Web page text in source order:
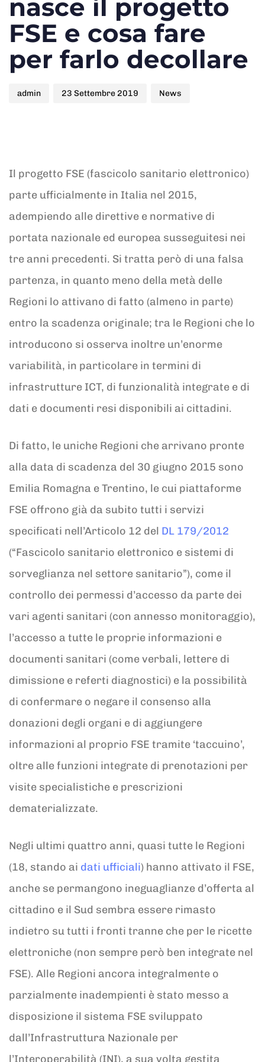
nasce il progetto
FSE e cosa fare
per farlo decollare
admin 23 Settembre 2019 News
Il progetto FSE (fascicolo sanitario elettronico)
parte ufficialmente in Italia nel 2015,
adempiendo alle direttive e normative di
portata nazionale ed europea susseguitesi nei
tre anni precedenti. Si tratta però di una falsa
partenza, in quanto meno della metà delle
Regioni lo attivano di fatto (almeno in parte)
entro la scadenza originale; tra le Regioni che lo
introducono si osserva inoltre un’enorme
variabilità, in particolare in termini di
infrastrutture ICT, di funzionalità integrate e di
dati e documenti resi disponibili ai cittadini.
Di fatto, le uniche Regioni che arrivano pronte
alla data di scadenza del 30 giugno 2015 sono
Emilia Romagna e Trentino, le cui piattaforme
FSE offrono già da subito tutti i servizi
specificati nell’Articolo 12 del DL 179/2012
(“Fascicolo sanitario elettronico e sistemi di
sorveglianza nel settore sanitario”), come il
controllo dei permessi d’accesso da parte dei
vari agenti sanitari (con annesso monitoraggio),
l’accesso a tutte le proprie informazioni e
documenti sanitari (come verbali, lettere di
dimissione e referti diagnostici) e la possibilità
di confermare o negare il consenso alla
donazioni degli organi e di aggiungere
informazioni al proprio FSE tramite ‘taccuino’,
oltre alle funzioni integrate di prenotazioni per
visite specialistiche e prescrizioni
dematerializzate.
Negli ultimi quattro anni, quasi tutte le Regioni
(18, stando ai dati ufficiali) hanno attivato il FSE,
anche se permangono ineguaglianze d’offerta al
cittadino e il Sud sembra essere rimasto
indietro su tutti i fronti tranne che per le ricette
elettroniche (non sempre però ben integrate nel
FSE). Alle Regioni ancora integralmente o
parzialmente inadempienti è stato messo a
disposizione il sistema FSE sviluppato
dall’Infrastruttura Nazionale per
l’Interoperabilità (INI), a sua volta gestita